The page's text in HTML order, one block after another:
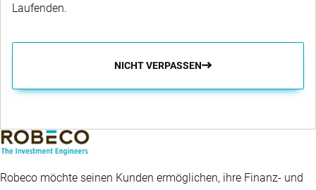
Laufenden.
NICHT VERPASSEN
Robeco möchte seinen Kunden ermöglichen, ihre Finanz- und